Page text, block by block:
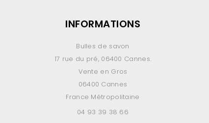
INFORMATIONS
Bulles de savon
17 rue du pré, 06400 Cannes.
Vente en Gros
06400 Cannes
France Métropolitaine
04 93 39 38 66